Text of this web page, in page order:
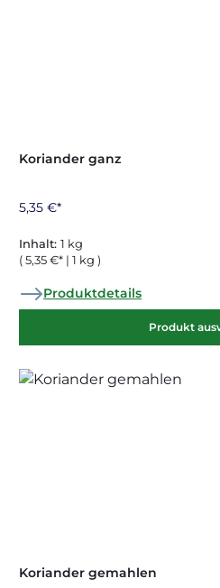
Koriander ganz
5,35 €*
Inhalt: 1 kg
( 5,35 €* | 1 kg )
Produktdetails
Produkt
Koriander gemahlen